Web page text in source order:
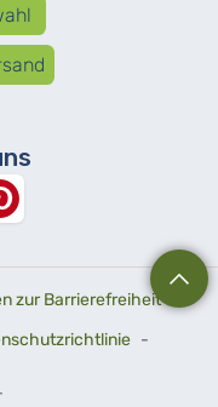
zur Barrierefreiheit-
-